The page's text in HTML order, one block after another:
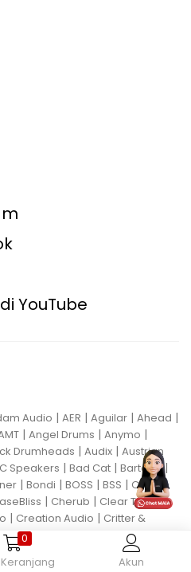
0
Keranjang
Akun
YouTube
Audio | AER | Aguilar | Ahead |
| Angel Drums | Anymo |
Drumheads | Audix | Austrian
Speakers | Bad Cat | Bartolini|
| Bondi | BOSS | BSS | Carl
| Cherub | Clear Tune
| Creation Audio | Critter &
Darkglass
Dean Guitar
| Dingwall DR Strings|